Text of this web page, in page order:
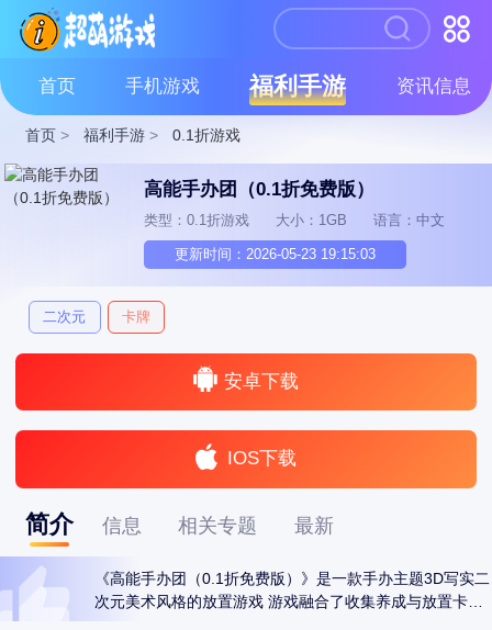
首页 手机游戏 福利手游 资讯信息
首页 > 福利手游 > 0.1折游戏
高能手办团（0.1折免费版）
类型：0.1折游戏 大小：1GB 语言：中文
更新时间：2026-05-23 19:15:03
二次元 卡牌
安卓下载
IOS下载
简介 信息 相关专题 最新
《高能手办团（0.1折免费版）》是一款手办主题3D写实二
次元美术风格的放置游戏 游戏融合了收集养成与放置卡牌